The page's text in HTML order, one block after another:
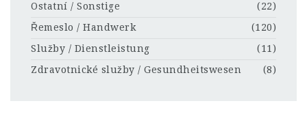
Ostatní / Sonstige
(22)
Řemeslo / Handwerk
(120)
Služby / Dienstleistung
(11)
Zdravotnické služby / Gesundheitswesen
(8)